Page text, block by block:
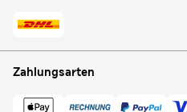
Zahlungsarten